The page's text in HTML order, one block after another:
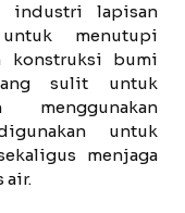
industri lapisan
menutupi
konstruksi bumi
sulit untuk
untuk
menjaga
air.